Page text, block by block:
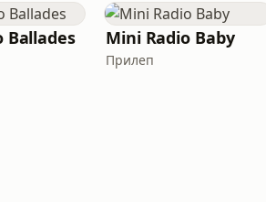
Ballades Mini Radio Baby
Прилеп